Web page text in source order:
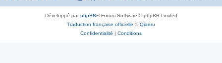
Développé parphpBB® Forum Software © phpBB Limited
Traduction française officielle ©Qiaeru
Confidentialité | Conditions